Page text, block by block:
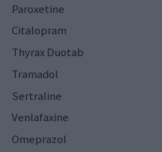
Paroxetine
Citalopram
Thyrax Duotab
Tramadol
Sertraline
Venlafaxine
Omeprazol